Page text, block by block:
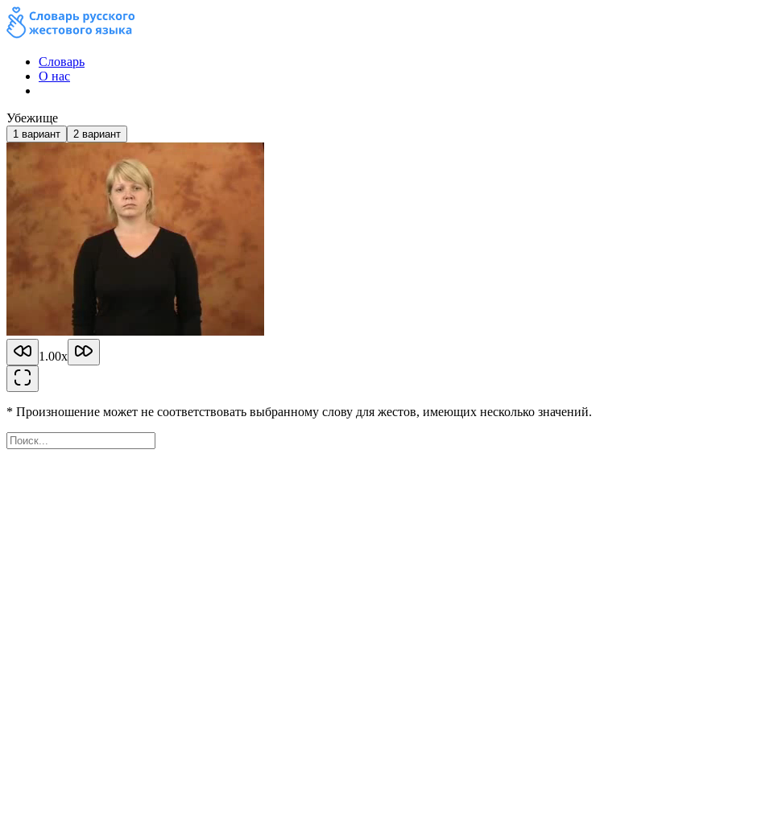
Словарь
О нас
Убежище
1 вариант 2 вариант
1.00x
* Произношение может не соответствовать выбранному слову для жестов, имеющих несколько значений.